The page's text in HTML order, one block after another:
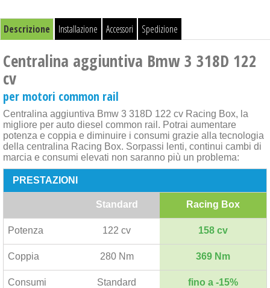
Descrizione Installazione Accessori Spedizione
Centralina aggiuntiva Bmw 3 318D 122
cv
per motori common rail
Centralina aggiuntiva Bmw 3 318D 122 cv Racing Box, la
migliore per auto diesel common rail. Potrai aumentare
potenza e coppia e diminuire i consumi grazie alla tecnologia
della centralina Racing Box. Sorpassi lenti, continui cambi di
marcia e consumi elevati non saranno più un problema:
PRESTAZIONI
Standard Racing Box
Potenza 122 cv 158 cv
Coppia 280 Nm 369 Nm
Consumi Standard fino a -15%